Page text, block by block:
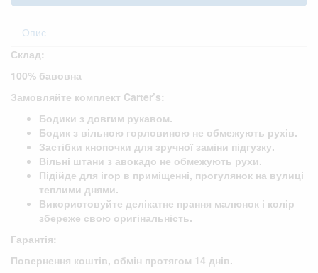
Опис
Склад:
100% бавовна
Замовляйте комплект Carter’s:
Бодики з довгим рукавом.
Бодик з вільною горловиною не обмежують рухів.
Застібки кнопочки для зручної заміни підгузку.
Вільні штани з авокадо не обмежують рухи.
Підійде для ігор в приміщенні, прогулянок на вулиці
теплими днями.
Використовуйте делікатне прання малюнок і колір
збереже свою оригінальність.
Гарантія:
Повернення коштів, обмін протягом 14 днів.